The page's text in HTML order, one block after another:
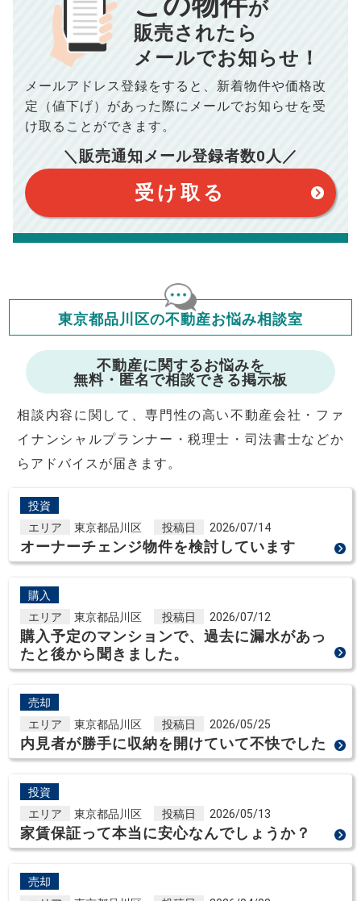
毎月の支払額 834
年間の支払額 10,005 円
総支払額 100,050 円
このシミュレーターは元利均等返済方式で試算しています。
このシミュレーターは、四捨五入にて計算しております。
このシミュレーターはお借り入れの全期間で金利が変わらない設
このシミュレーターでの結果は、お借り入れを保証するものでは
ありません。
このシミュレーターをご利用された方の、いかなる損害について
ますが、お借り入れの際に各金融機関にご相談ください。
会員マイページでは
修繕費・管理費の計算もできます
■売買契約書印紙／ 0
■抵当権抹消費用／0万円
※購入価格よりも売却価格が高い場合、譲渡所得税が発生する
場合がございます。詳しくは最寄りの税務署などにご確認く
※シミュレーター結果はあくまでも概算であり、手残り金額を
保証するものではございません。
※上記売却費用には、住所変更登記の費用、引っ越し費用、住
宅ローンの一括繰上返済の手数料等は含まれておりませんの
で予めご了承ください。
おります。（物件価格×3%＋6万円＋消費税）
が
販売されたら
メールでお知らせ！
メールアドレス登録をすると、 新着物件や価格改
定（値下げ）があった際に メールでお知らせを受
け取ることができます。
＼販売通知メール登録者数0 人／
受け取る
東京都品川区の不動産お悩み相談室
不動産に関するお悩みを
無料・匿名で相談できる掲示板
相談内容に関して、専門性の高い不動産会社・ファ
イナンシャルプランナー・税理士・司法書士などか
らアドバイスが届きます。
投資
エリア
東京都品川区 投稿日 2026/07/14
オーナーチェンジ物件を検討しています
購入
エリア
東京都品川区 投稿日 2026/07/12
購入予定のマンションで、過去に漏水があっ
たと後から聞きました。
売却
エリア
東京都品川区 投稿日 2026/05/25
内見者が勝手に収納を開けていて不快でした
投資
エリア
東京都品川区 投稿日 2026/05/13
家賃保証って本当に安心なんでしょうか？
売却